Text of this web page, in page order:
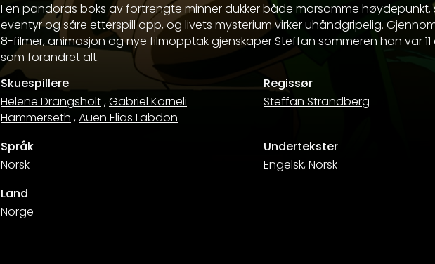
I en pandoras boks av fortrengte minner dukker både morsomme
eventyr og såre etterspill opp, og livets mysterium virker uhåndgripelig.
8-filmer, animasjon og nye filmopptak gjenskaper Steffan sommeren han var 11
som forandret alt.
Skuespillere
Helene Drangsholt,Gabriel Korneli
Hammerseth ,Auen Elias Labdon
Regissør
Steffan Strandberg
Språk
Norsk
Undertekster
Engelsk, Norsk
Land
Norge